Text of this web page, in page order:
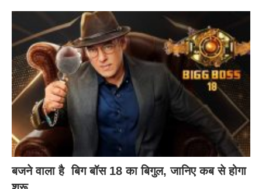
बजने वाला है बिग बॉस 18 का बिगुल, जानिए कब से होगा